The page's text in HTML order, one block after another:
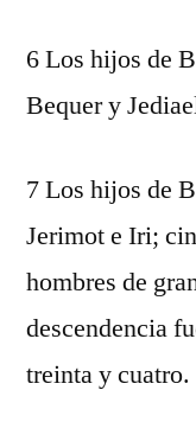
6 Los hijos de
Bequer y
7 Los hijos de
Jerimot e Iri;
hombres de
descendencia
treinta y cuatro.